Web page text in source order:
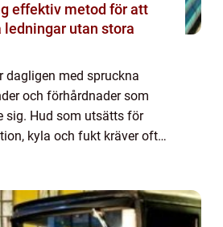
utan stora
dagligen med spruckna
och förhårdnader som
sig. Hud som utsätts för
kyla och fukt kräver ofta